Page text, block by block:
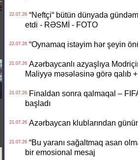
22.07.26“Neftçi“ bütün dünyada
etdi - RƏSMİ - FOTO
22.07.26“Oynamaq istəyim hər şeyin
21.07.26Azərbaycanlı azyaşlıya
Maliyyə məsələsinə görə qalıb
21.07.26Finaldan sonra qalmaqal –
başladı
21.07.26Azərbaycan klublarından
21.07.26“Bu yaranı sağaltmaq asan
bir emosional mesaj